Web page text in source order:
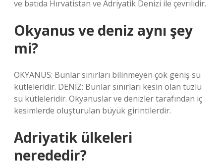
ve batıda Hırvatistan ve Adriyatik Denizi ile çevrilidir.
Okyanus ve deniz aynı şey
mi?
OKYANUS: Bunlar sınırları bilinmeyen çok geniş su
kütleleridir. DENİZ: Bunlar sınırları kesin olan tuzlu
su kütleleridir. Okyanuslar ve denizler tarafından iç
kesimlerde oluşturulan büyük girintilerdir.
Adriyatik ülkeleri
nerededir?